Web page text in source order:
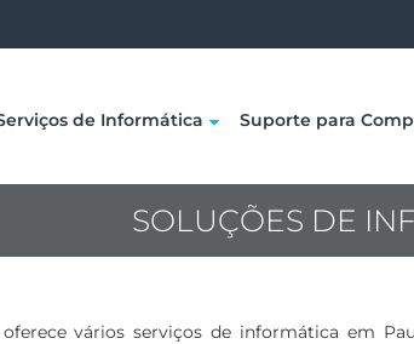
de Informática Suporte para
SOLUÇÕES DE
vários serviços de informática em